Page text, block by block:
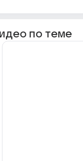
по теме